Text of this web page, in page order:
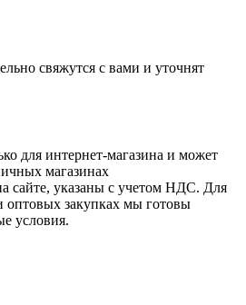
свяжутся с вами и уточнят
для интернет-магазина и может
магазинах
сайте, указаны с учетом НДС. Для
оптовых закупках мы готовы
условия.